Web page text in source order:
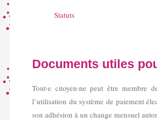
Statuts
Documents utiles
Tout·e citoyen·ne peut être
l’utilisation du système de paiement
son adhésion à un change mensuel